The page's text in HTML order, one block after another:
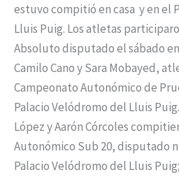
estuvo compitió en casa y en el
Lluis Puig. Los atletas
Absoluto disputado el sábado
Camilo Cano y Sara Mobayed,
Campeonato Autonómico de
Palacio Velódromo del Lluis
López y Aarón Córcoles
Autonómico Sub 20, disputado
Palacio Velódromo del Lluis